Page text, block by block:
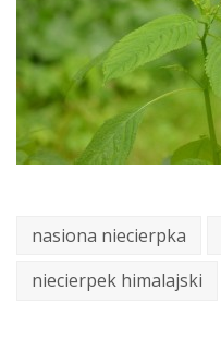
nasiona niecierpka
niecierpek himalajski